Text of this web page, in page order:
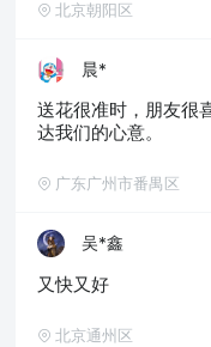
北京朝阳区
晨*
送花很准时，朋友很
达我们的心意。
广东广州市番禺区
吴*鑫
又快又好
北京通州区